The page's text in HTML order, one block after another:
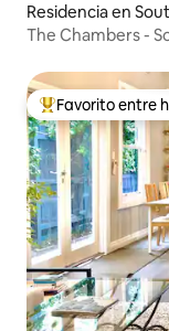
Residencia en
The Chambers -
De los mejores en
Favorito entre